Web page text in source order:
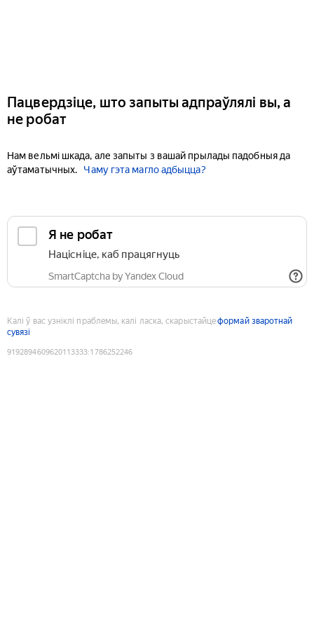
Пацвердзіце, што запыты адпраўлялі вы, а
не робат
Нам вельмі шкада, але запыты з вашай прылады падобныя да
аўтаматычных.
Чаму гэта магло адбыцца?
Я не робат
Націсніце, каб працягнуць
SmartCaptcha by Yandex Cloud
Калі ў вас узніклі праблемы, калі ласка, скарыстайцеформай зваротнай
сувязі
9192894609620113333:1786252246